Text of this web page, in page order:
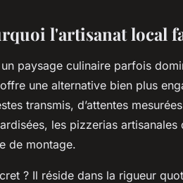
l'artisanat local
paysage culinaire parfois
une alternative bien plus
transmis, d’attentes
les pizzerias
de montage.
? Il réside dans la rigueur